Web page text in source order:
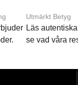
Utmärkt Betyg
Läs autentiska
se vad våra